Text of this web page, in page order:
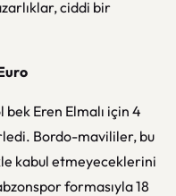
ciddi bir
Eren Elmalı için 4
Bordo-mavililer, bu
kabul etmeyeceklerini
formasıyla 18